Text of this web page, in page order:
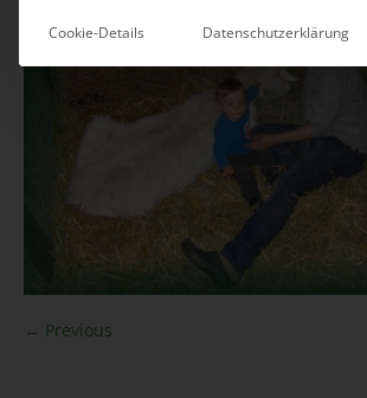
← Previous
Cookie-Details Datenschutzerklärung